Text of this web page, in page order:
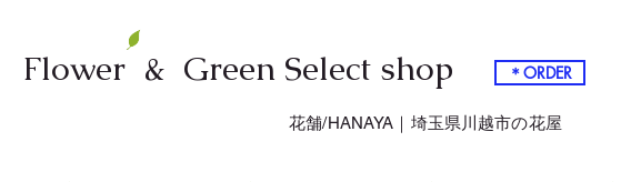
Flower & Green Select shop ＊ORDER
​花舗/HANAYA｜埼玉県川越市の花屋